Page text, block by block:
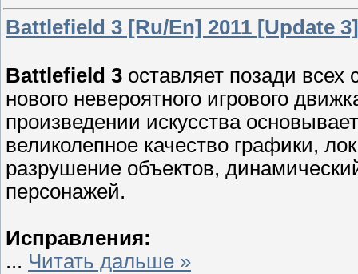
Battlefield 3 [Ru/En] 2011 [Update 3]
Battlefield 3 оставляет позади всех
нового невероятного игрового
произведении искусства
великолепное качество графики,
разрушение объектов,
персонажей.
Исправления:
... Читать дальше »